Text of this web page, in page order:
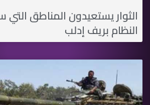
الثوار يستعيدون المناطق التي
النظام بريف إدلب